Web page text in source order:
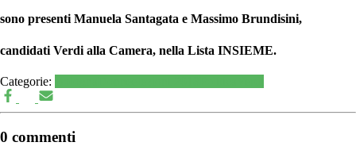
sono presenti Manuela Santagata e Massimo Brundisini,
candidati Verdi alla Camera, nella Lista INSIEME.
Categorie:
0 commenti